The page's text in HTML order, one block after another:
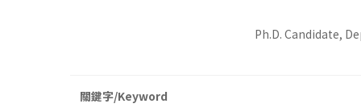
Ph.D. Candidate,
關鍵字/Keyword